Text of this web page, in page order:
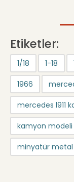
Etiketler:
1/18 1-18
1966
mercedes l911
kamyon modeli
minyatür